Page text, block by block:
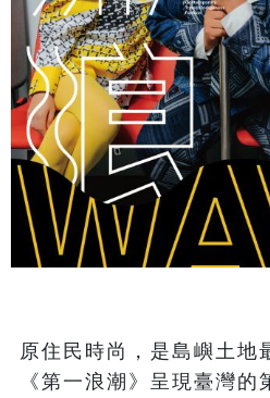
原住民時尚，是島嶼土地
《第一浪潮》呈現臺灣